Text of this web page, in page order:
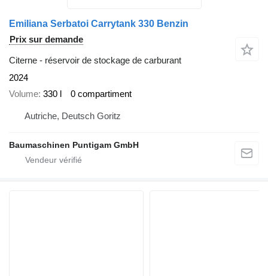
Emiliana Serbatoi Carrytank 330 Benzin
Prix sur demande
Citerne - réservoir de stockage de carburant
2024
Volume 330 l 0 compartiment
Autriche, Deutsch Goritz
Baumaschinen Puntigam GmbH